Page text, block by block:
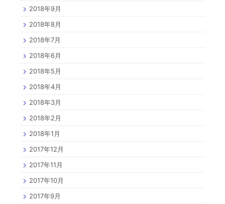
2018年9月
2018年8月
2018年7月
2018年6月
2018年5月
2018年4月
2018年3月
2018年2月
2018年1月
2017年12月
2017年11月
2017年10月
2017年9月